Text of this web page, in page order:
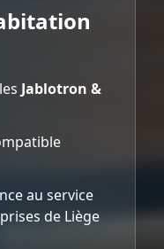
Jablotron &
au service
de Liège